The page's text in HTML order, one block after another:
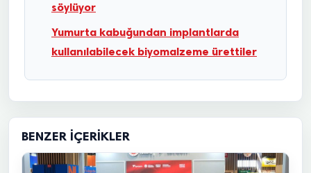
söylüyor
Yumurta kabuğundan implantlarda
kullanılabilecek biyomalzeme ürettiler
BENZER İÇERIKLER